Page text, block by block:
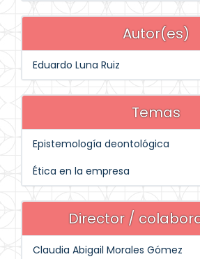
Autor(es)
Eduardo Luna Ruiz
Temas
Epistemología deontológica
Ética en la empresa
Director /
Claudia Abigail Morales Gómez